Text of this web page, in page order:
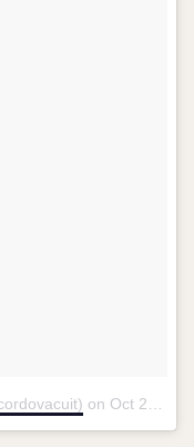
on Oct 21, 2016 at 11:16pm PDT